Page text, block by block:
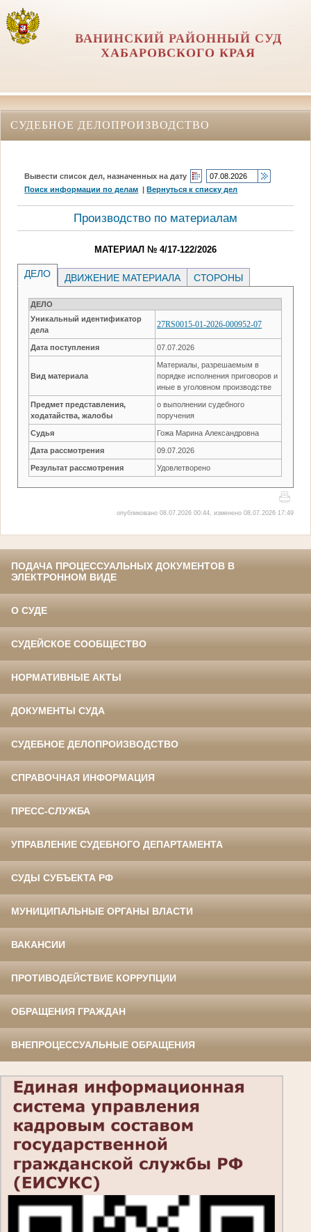
ВАНИНСКИЙ РАЙОННЫЙ СУД
ХАБАРОВСКОГО КРАЯ
СУДЕБНОЕ ДЕЛОПРОИЗВОДСТВО
Вывести список дел, назначенных на дату
Поиск информации по делам |Вернуться к списку дел
Производство по материалам
МАТЕРИАЛ № 4/17-122/2026
ДЕЛО ДВИЖЕНИЕ МАТЕРИАЛА СТОРОНЫ
ДЕЛО
Уникальный идентификатор
дела
27RS0015-01-2026-000952-07
Дата поступления 07.07.2026
Вид материала
Материалы, разрешаемым в
порядке исполнения приговоров и
иные в уголовном производстве
Предмет представления,
ходатайства, жалобы
о выполнении судебного
поручения
Судья Гожа Марина Александровна
Дата рассмотрения 09.07.2026
Результат рассмотрения Удовлетворено
опубликовано 08.07.2026 00:44, изменено 08.07.2026 17:49
ПОДАЧА ПРОЦЕССУАЛЬНЫХ ДОКУМЕНТОВ В
ЭЛЕКТРОННОМ ВИДЕ
О СУДЕ
СУДЕЙСКОЕ СООБЩЕСТВО
НОРМАТИВНЫЕ АКТЫ
ДОКУМЕНТЫ СУДА
СУДЕБНОЕ ДЕЛОПРОИЗВОДСТВО
СПРАВОЧНАЯ ИНФОРМАЦИЯ
ПРЕСС-СЛУЖБА
УПРАВЛЕНИЕ СУДЕБНОГО ДЕПАРТАМЕНТА
СУДЫ СУБЪЕКТА РФ
МУНИЦИПАЛЬНЫЕ ОРГАНЫ ВЛАСТИ
ВАКАНСИИ
ПРОТИВОДЕЙСТВИЕ КОРРУПЦИИ
ОБРАЩЕНИЯ ГРАЖДАН
ВНЕПРОЦЕССУАЛЬНЫЕ ОБРАЩЕНИЯ